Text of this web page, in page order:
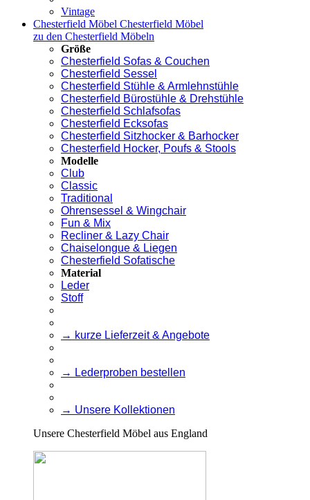
Vintage
Chesterfield Möbel Chesterfield Möbel
zu den Chesterfield Möbeln
Größe
Chesterfield Sofas & Couchen
Chesterfield Sessel
Chesterfield Stühle & Armlehnstühle
Chesterfield Bürostühle & Drehstühle
Chesterfield Schlafsofas
Chesterfield Ecksofas
Chesterfield Sitzhocker & Barhocker
Chesterfield Hocker, Poufs & Stools
Modelle
Club
Classic
Traditional
Ohrensessel & Wingchair
Fun & Mix
Recliner & Lazy Chair
Chaiselongue & Liegen
Chesterfield Sofatische
Material
Leder
Stoff
→ kurze Lieferzeit & Angebote
→ Lederproben bestellen
→ Unsere Kollektionen
Unsere Chesterfield Möbel aus England